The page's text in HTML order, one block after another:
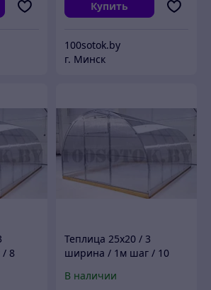
Купить
100sotok.by
г. Минск
8
Теплица 25х20 / 3
ширина / 1м шаг / 10
В наличии